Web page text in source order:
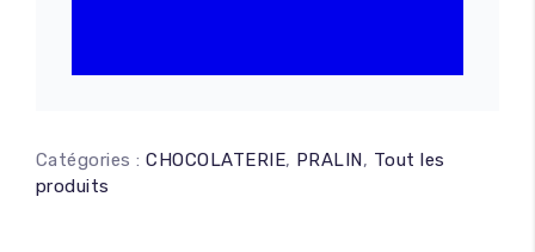
Catégories :CHOCOLATERIE, PRALIN, Tout les
produits